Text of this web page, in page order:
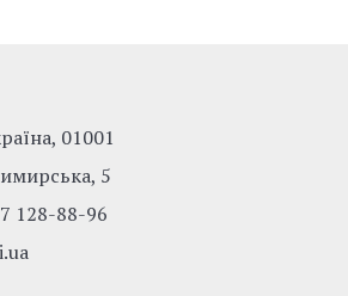
01001
5
128-88-96